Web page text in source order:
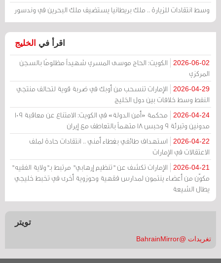
وسط انتقادات للزيارة .. ملك بريطانيا يستضيف ملك البحرين في وندسور
اقرأ في الخليج
2026-06-02
الكويت: الحاج موسى المسري شهيداً مظلومًا بالسجن
المركزي
2026-04-29
الإمارات تنسحب من أوبك في ضربة قوية لتحالف منتجي
النفط وسط خلافات بين دول الخليج
2026-04-24
محكمة «أمن الدولة» في الكويت: الامتناع عن معاقبة 109
مدونين وتبرئة 9 وحبس 18 متهماً بالتعاطف مع إيران
2026-04-22
استهداف طائفي بغطاء أمني .. انتقادات حادة لملف
الاعتقالات في الإمارات
2026-04-21
الإمارات تكشف عن "تنظيم إرهابي" مرتبط بـ"ولاية الفقيه"
مكوّن من أعضاء ينتمون لمدارس فقهية وحوزوية أخرى في تخبط خليجي
يطال الشيعة
تويتر
تغريدات @BahrainMirror